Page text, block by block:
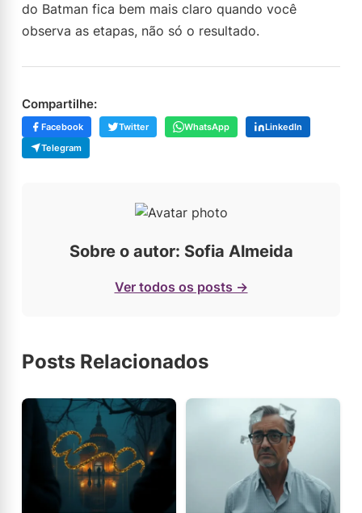
do Batman fica bem mais claro quando você
observa as etapas, não só o resultado.
Compartilhe:
Facebook Twitter WhatsApp
LinkedIn
Telegram
Sobre o autor: Sofia Almeida
Ver todos os posts →
Posts Relacionados